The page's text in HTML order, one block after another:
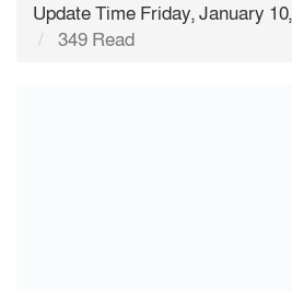
Update Time Friday, January
349 Read